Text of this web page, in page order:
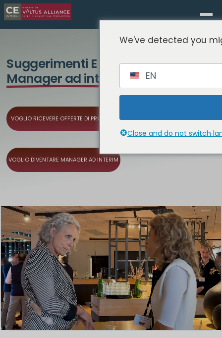
Suggerimenti E Trucchi Per
Manager ad interim
VOGLIO RICEVERE OFFERTE DI PROGETTI
VOGLIO DIVENTARE MANAGER AD INTERIM
We've detected you
EN
Close and do not switch